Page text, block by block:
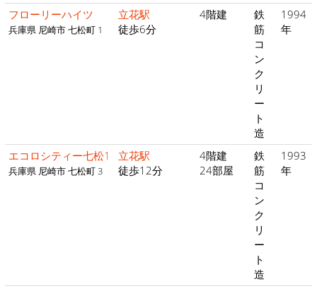
フローリーハイツ
兵庫県 尼崎市 七松町 1
立花駅
徒歩6分
4階建
鉄
筋
コ
ン
ク
リ
ー
ト
造
1994
年
エコロシティー七松1
兵庫県 尼崎市 七松町 3
立花駅
徒歩12分
4階建
24部屋
鉄
筋
コ
ン
ク
リ
ー
ト
造
1993
年